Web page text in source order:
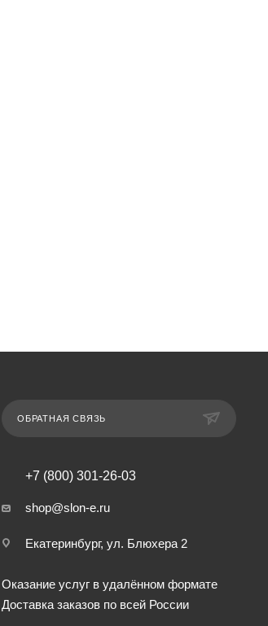
ОБРАТНАЯ СВЯЗЬ
+7 (800) 301-26-03
shop@slon-e.ru
Екатеринбург, ул. Блюхера 2
Оказание услуг в удалённом формате
Доставка заказов по всей России